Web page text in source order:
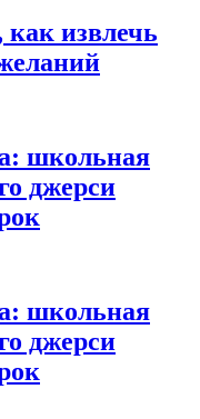
как извлечь
школьная
джерси
школьная
джерси